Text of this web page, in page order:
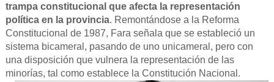
trampa constitucional que afecta la representación
política en la provincia. Remontándose a la Reforma
Constitucional de 1987, Fara señala que se estableció un
sistema bicameral, pasando de uno unicameral, pero con
una disposición que vulnera la representación de las
minorías, tal como establece la Constitución Nacional.